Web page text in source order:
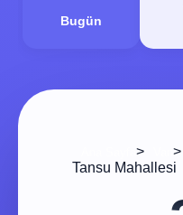
Bugün
> >
Tansu Mahallesi